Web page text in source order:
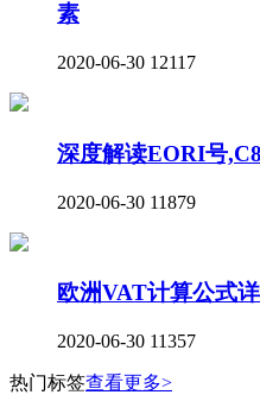
素
2020-06-30 12117
深度解读EORI号
2020-06-30 11879
欧洲VAT计算公式详
2020-06-30 11357
热门标签查看更多>